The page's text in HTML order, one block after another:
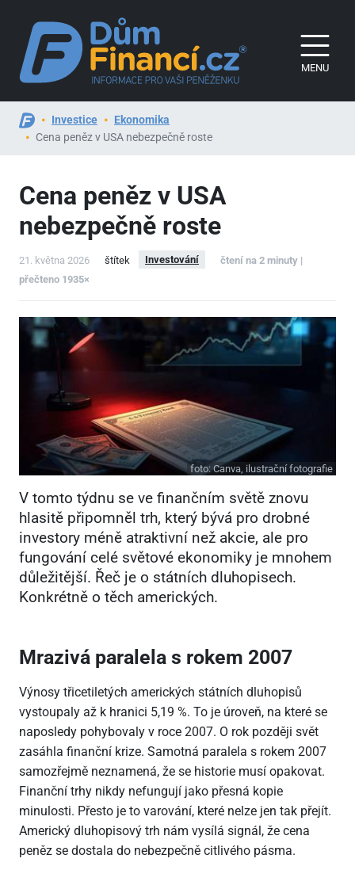
MENU
Investice
Ekonomika
Cena peněz v USA nebezpečně roste
Cena peněz v USA
nebezpečně roste
21. května 2026 štítek Investování
čtení na 2 minuty |
přečteno 1935×
foto:Canva, ilustrační fotografie
V tomto týdnu se ve finančním světě znovu
hlasitě připomněl trh, který bývá pro drobné
investory méně atraktivní než akcie, ale pro
fungování celé světové ekonomiky je mnohem
důležitější. Řeč je o státních dluhopisech.
Konkrétně o těch amerických.
Mrazivá paralela s rokem 2007
Výnosy třicetiletých amerických státních dluhopisů
vystoupaly až k hranici 5,19 %. To je úroveň, na které se
naposledy pohybovaly v roce 2007. O rok později svět
zasáhla finanční krize. Samotná paralela s rokem 2007
samozřejmě neznamená, že se historie musí opakovat.
Finanční trhy nikdy nefungují jako přesná kopie
minulosti. Přesto je to varování, které nelze jen tak přejít.
Americký dluhopisový trh nám vysílá signál, že cena
peněz se dostala do nebezpečně citlivého pásma.